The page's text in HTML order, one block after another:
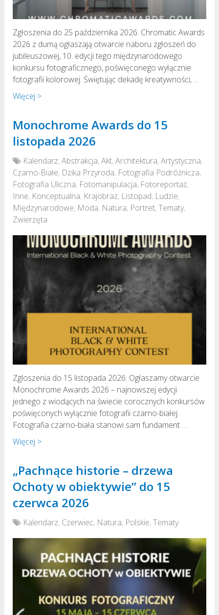
Zgłoszenia do 25 października 2026. Chromatic Awards
2026 z dumą ogłaszają otwarcie naboru zgłoszeń do
jubileuszowej, 10. edycji tego międzynarodowego
konkursu fotograficznego, poświęconego wyłącznie
fotografii kolorowej. Świętując dekadę kreatywności, …
Więcej >
Monochrome Awards do 15
listopada 2026
Kalendarz,Abstrakcja,Akt,Architektura,Artystyczna,
Czarno-Białe, Dzika Przyroda, Fotografia Podróżnicza,
Fotografia Uliczna, Fotomanipulacja, Fotoreportaż,
Inne, Konceptualna, Krajobraz, Listopad, Ludzie,
Międzynarodowe, Moda, Natura, Portret,Tematy,
Zwierzęta
Zgloszenia do 15 listopada 2026. Ogłaszamy otwarcie
Monochrome Awards 2026 – najnowszej edycji
jednego z wiodących na świecie corocznych konkursów
poświęconych wyłącznie fotografii czarno-białej.
Fotografia czarno-biała stanowi sam fundament …
Więcej >
„Pachnące historie – drzewa
Ochoty w obiektywie” do 15
czerwca 2026
Kalendarz, Czerwiec, Natura, Polskie,Tematy